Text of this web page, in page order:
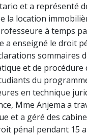
et a représenté
la location
à temps
a enseigné le droit
sommaires
et de procédure
du
en technique
Mme Anjema a
et a géré des
pénal pendant 15